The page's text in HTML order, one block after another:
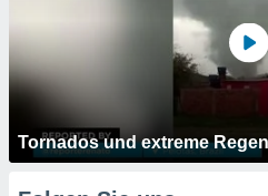
Tornados und extreme